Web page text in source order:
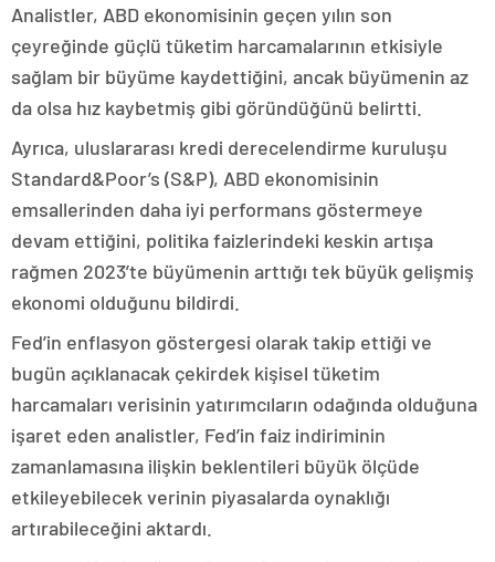
Analistler, ABD ekonomisinin geçen yılın son
çeyreğinde güçlü tüketim harcamalarının etkisiyle
sağlam bir büyüme kaydettiğini, ancak büyümenin az
da olsa hız kaybetmiş gibi göründüğünü belirtti.
Ayrıca, uluslararası kredi derecelendirme kuruluşu
Standard&Poor’s (S&P), ABD ekonomisinin
emsallerinden daha iyi performans göstermeye
devam ettiğini, politika faizlerindeki keskin artışa
rağmen 2023’te büyümenin arttığı tek büyük gelişmiş
ekonomi olduğunu bildirdi.
Fed’in enflasyon göstergesi olarak takip ettiği ve
bugün açıklanacak çekirdek kişisel tüketim
harcamaları verisinin yatırımcıların odağında olduğuna
işaret eden analistler, Fed’in faiz indiriminin
zamanlamasına ilişkin beklentileri büyük ölçüde
etkileyebilecek verinin piyasalarda oynaklığı
artırabileceğini aktardı.